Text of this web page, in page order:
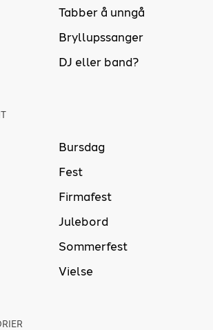
Tabber å unngå
Bryllupssanger
DJ eller band?
Bursdag
Fest
Firmafest
Julebord
Sommerfest
Vielse